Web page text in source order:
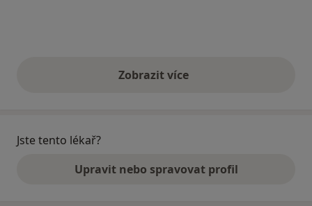
Zobrazit vícevýše uvedené názory
Jste tento lékař?
Upravit nebo spravovat profil